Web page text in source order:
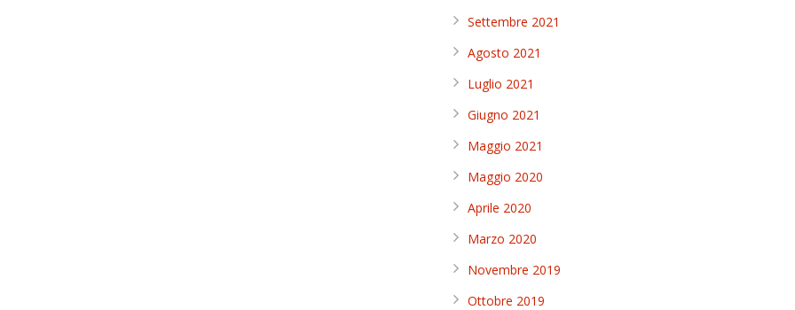
Settembre 2021
Agosto 2021
Luglio 2021
Giugno 2021
Maggio 2021
Maggio 2020
Aprile 2020
Marzo 2020
Novembre 2019
Ottobre 2019